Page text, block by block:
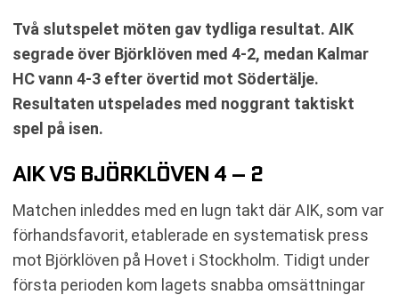
Två slutspelet möten gav tydliga resultat. AIK
segrade över Björklöven med 4-2, medan Kalmar
HC vann 4-3 efter övertid mot Södertälje.
Resultaten utspelades med noggrant taktiskt
spel på isen.
AIK VS BJÖRKLÖVEN 4 – 2
Matchen inleddes med en lugn takt där AIK, som var
förhandsfavorit, etablerade en systematisk press
mot Björklöven på Hovet i Stockholm. Tidigt under
första perioden kom lagets snabba omsättningar